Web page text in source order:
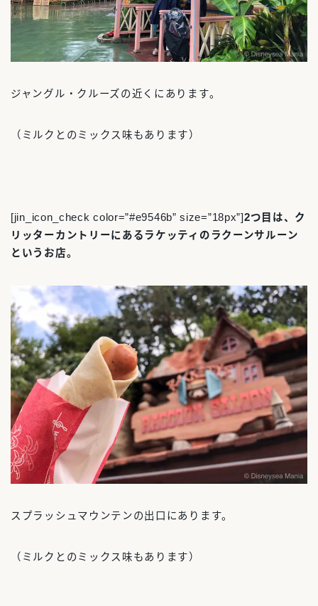
ジャングル・クルーズの近くにあります。
（ミルクとのミックス味もあります）
[jin_icon_check color=”#e9546b” size=”18px”]2つ目は、ク
リッターカントリーにあるラケッティのラクーンサルーン
というお店。
スプラッシュマウンテンの出口にあります。
（ミルクとのミックス味もあります）